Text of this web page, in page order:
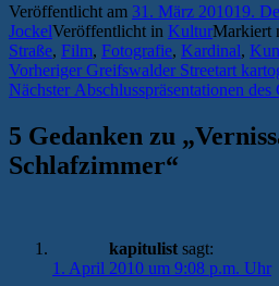
Veröffentlicht am 31. März 201019.
JockelVeröffentlicht in KulturMarkiert
Straße, Film, Fotografie, Kardinal,
Beitragsnavigation
Vorheriger Vorheriger
Beitrag:
Greifswalder Streetart
Nächster Nächster
Abschlusspräsentationen
5 Gedanken zu „
Schlafzimmer“
kapitulist sagt:
1. April 2010 um 9:08 p.m. Uhr